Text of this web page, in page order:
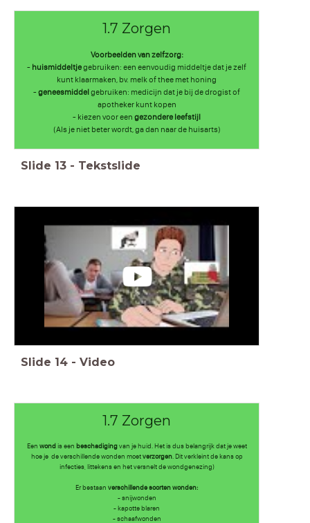
1.7 Zorgen
Voorbeelden van zelfzorg:
- huismiddeltjegebruiken: een eenvoudig middeltje dat je zelf
kunt klaarmaken, bv. melk of thee met honing
-geneesmiddelgebruiken: medicijn dat je bij de drogist of
apotheker kunt kopen
- kiezen voor een gezondere leefstijl
(Als je niet beter wordt, ga dan naar de huisarts)
Slide 13 - Tekstslide
Slide 14 - Video
1.7 Zorgen
Een wondis een beschadigingvan je huid. Het is dus belangrijk dat je weet
hoe je de verschillende wonden moetverzorgen. Dit verkleint de kans op
infecties, littekens en het versnelt de wondgenezing)
Er bestaan verschillende soorten wonden:
- snijwonden
- kapotte blaren
- schaafwonden